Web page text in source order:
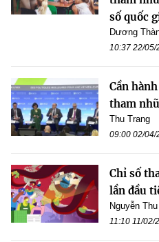
số quốc
Dương
10:37 22/05/
Cần
tham
Thu Trang
09:00 02/04/
Chỉ số
lần đầu
Nguyễn
11:10 11/02/